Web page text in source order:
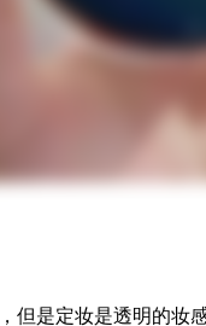
但是定妆是透明的妆